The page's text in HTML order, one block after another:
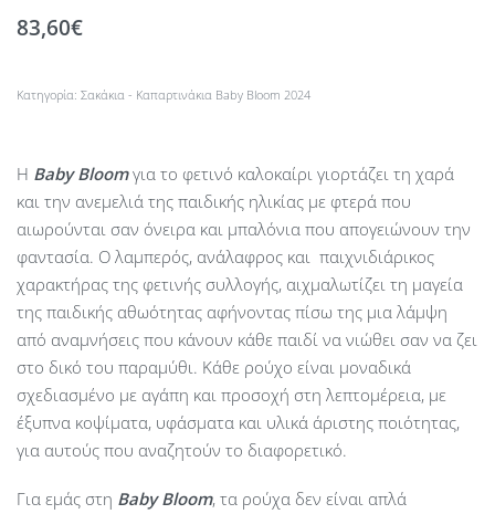
83,60€
Κατηγορία: Σακάκια - Καπαρτινάκια Baby Bloom 2024
Η Baby Bloom για το φετινό καλοκαίρι γιορτάζει τη χαρά
και την ανεμελιά της παιδικής ηλικίας με φτερά που
αιωρούνται σαν όνειρα και μπαλόνια που απογειώνουν την
φαντασία. Ο λαμπερός, ανάλαφρος και παιχνιδιάρικος
χαρακτήρας της φετινής συλλογής, αιχμαλωτίζει τη μαγεία
της παιδικής αθωότητας αφήνοντας πίσω της μια λάμψη
από αναμνήσεις που κάνουν κάθε παιδί να νιώθει σαν να ζει
στο δικό του παραμύθι. Κάθε ρούχο είναι μοναδικά
σχεδιασμένο με αγάπη και προσοχή στη λεπτομέρεια, με
έξυπνα κοψίματα, υφάσματα και υλικά άριστης ποιότητας,
για αυτούς που αναζητούν το διαφορετικό.
Για εμάς στη Baby Bloom, τα ρούχα δεν είναι απλά